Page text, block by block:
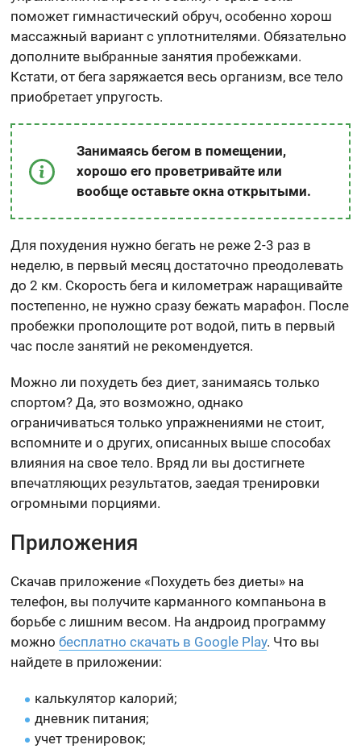
поможет гимнастический обруч, особенно хорош
массажный вариант с уплотнителями. Обязательно
дополните выбранные занятия пробежками.
Кстати, от бега заряжается весь организм, все тело
приобретает упругость.
Занимаясь бегом в помещении,
хорошо его проветривайте или
вообще оставьте окна открытыми.
Для похудения нужно бегать не реже 2-3 раз в
неделю, в первый месяц достаточно преодолевать
до 2 км. Скорость бега и километраж наращивайте
постепенно, не нужно сразу бежать марафон. После
пробежки прополощите рот водой, пить в первый
час после занятий не рекомендуется.
Можно ли похудеть без диет, занимаясь только
спортом? Да, это возможно, однако
ограничиваться только упражнениями не стоит,
вспомните и о других, описанных выше способах
влияния на свое тело. Вряд ли вы достигнете
впечатляющих результатов, заедая тренировки
огромными порциями.
Приложения
Скачав приложение «Похудеть без диеты» на
телефон, вы получите карманного компаньона в
борьбе с лишним весом. На андроид программу
можнобесплатно скачать в Google Play. Что вы
найдете в приложении:
калькулятор калорий;
дневник питания;
учет тренировок;